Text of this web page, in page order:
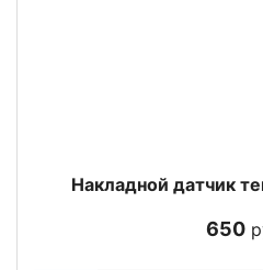
Накладной датчик
650